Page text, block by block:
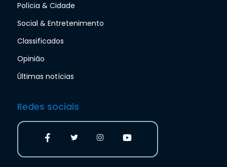
Polícia & Cidade
Social & Entretenimento
Classificados
Opinião
Últimas notícias
Redes sociais